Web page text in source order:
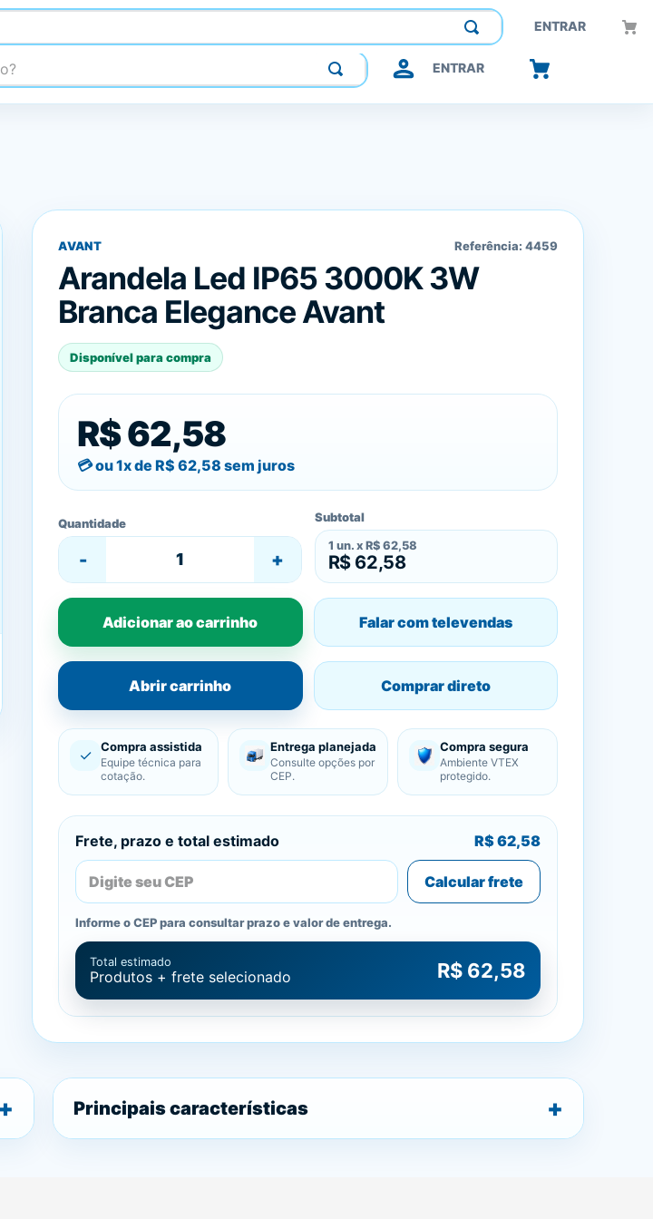
ENTRAR
Construindo confiança, inovando o futuro.
ENTRAR
AVANT Referência: 4459
Arandela Led IP65 3000K 3W
Branca Elegance Avant
Disponível para compra
R$ 62,58
ou 1x de R$ 62,58 sem juros
Quantidade
- +
Subtotal
1 un. x R$ 62,58
R$ 62,58
Adicionar ao carrinho Falar com televendas
Abrir carrinho Comprar direto
✓ Compra assistida
Equipe técnica para
cotação.
Entrega planejada
Consulte opções por
CEP.
Compra segura
Ambiente VTEX
protegido.
Frete, prazo e total estimado R$ 62,58
Calcular frete
Informe o CEP para consultar prazo e valor de entrega.
Total estimado
Produtos + frete selecionado R$ 62,58
Principais características